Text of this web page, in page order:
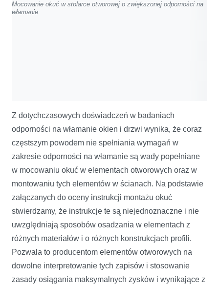
Mocowanie okuć w stolarce otworowej o zwiększonej odporności na
włamanie
Z dotychczasowych doświadczeń w badaniach
odporności na włamanie okien i drzwi wynika, że coraz
częstszym powodem nie spełniania wymagań w
zakresie odporności na włamanie są wady popełniane
w mocowaniu okuć w elementach otworowych oraz w
montowaniu tych elementów w ścianach. Na podstawie
załączanych do oceny instrukcji montażu okuć
stwierdzamy, że instrukcje te są niejednoznaczne i nie
uwzględniają sposobów osadzania w elementach z
różnych materiałów i o różnych konstrukcjach profili.
Pozwala to producentom elementów otworowych na
dowolne interpretowanie tych zapisów i stosowanie
zasady osiągania maksymalnych zysków i wynikające z